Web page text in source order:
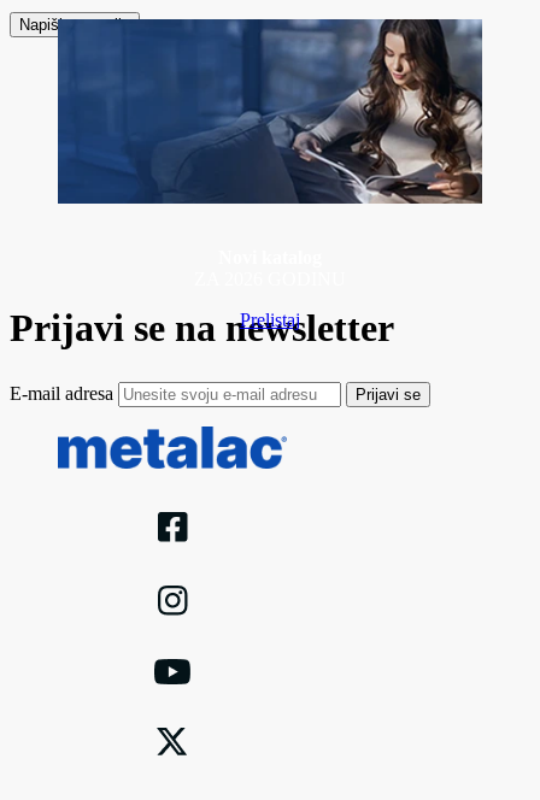
Napiši recenziju
Prelistaj
Prijavi se na newsletter
E-mail adresa Prijavi se